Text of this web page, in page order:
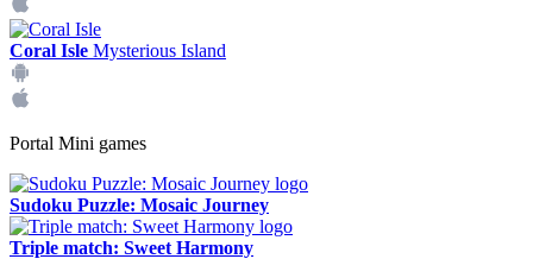
Coral Isle Mysterious Island
Portal Mini games
Sudoku Puzzle: Mosaic Journey
Triple match: Sweet Harmony